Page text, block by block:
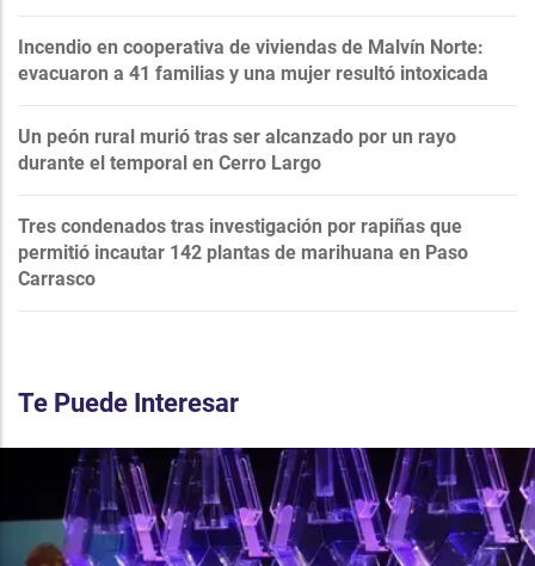
Incendio en cooperativa de viviendas de Malvín Norte:
evacuaron a 41 familias y una mujer resultó intoxicada
Un peón rural murió tras ser alcanzado por un rayo
durante el temporal en Cerro Largo
Tres condenados tras investigación por rapiñas que
permitió incautar 142 plantas de marihuana en Paso
Carrasco
Te Puede Interesar